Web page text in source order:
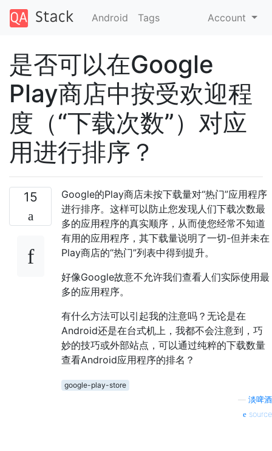
Android Tags Account
是否可以在Google
Play商店中按受欢迎程
度（“下载次数”）对应
用进行排序？
15
Google的Play商店未按下载量对“热门”应用程序
进行排序。这样可以防止您发现人们下载次数最
多的应用程序的真实顺序，从而使您经常不知道
有用的应用程序，其下载量说明了一切-但并未在
Play商店的“热门”列表中得到提升。
好像Google故意不允许我们查看人们实际使用最
多的应用程序。
有什么方法可以引起我的注意吗？无论是在
Android还是在台式机上，我都不会注意到，巧
妙的技巧或外部站点，可以通过纯粹的下载数量
查看Android应用程序的排名？
google-play-store
淡啤酒
source